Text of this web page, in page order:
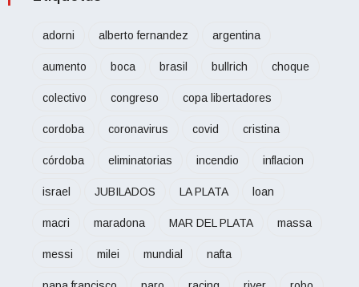
adorni alberto fernandez argentina
aumento boca brasil bullrich choque
colectivo congreso copa libertadores
cordoba coronavirus covid cristina
córdoba eliminatorias incendio inflacion
israel JUBILADOS LA PLATA loan
macri maradona MAR DEL PLATA massa
messi milei mundial nafta